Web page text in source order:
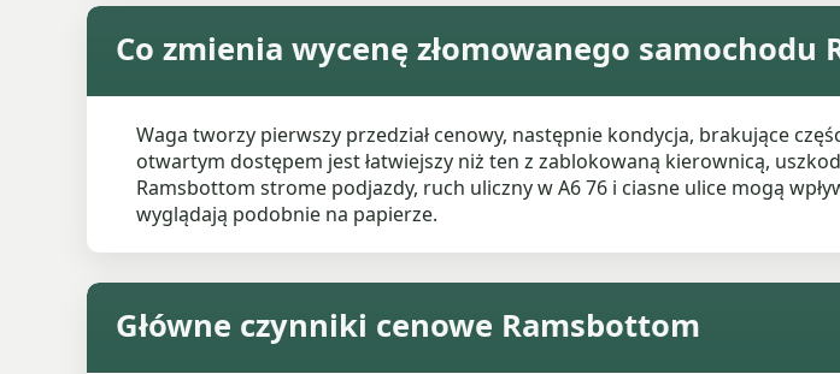
Co zmienia wycenę złomowanego samochodu
Waga tworzy pierwszy przedział cenowy, następnie kondycja, brakujące
otwartym dostępem jest łatwiejszy niż ten z zablokowaną kierownicą,
Ramsbottom strome podjazdy, ruch uliczny w A6 76 i ciasne ulice mogą
wyglądają podobnie na papierze.
Główne czynniki cenowe Ramsbottom